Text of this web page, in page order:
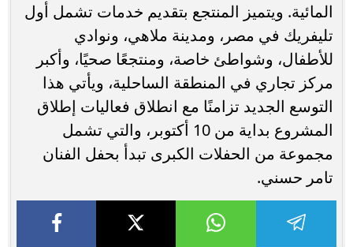
المائية. ويتميز المنتجع بتقديم خدمات تشمل أول
تليفريك في مصر، ومدينة ملاهي، ونوادي
للأطفال، وشواطئ خاصة، ومنتجعًا صحيًا، وأكبر
مركز تجاري في المنطقة الساحلية، ويأتي هذا
التوسع الجديد تزامنًا مع انطلاق فعاليات إطلاق
المشروع بداية من 10 أكتوبر، والتي تشمل
مجموعة من الحفلات الكبرى تبدأ بحفل الفنان
تامر حسني.